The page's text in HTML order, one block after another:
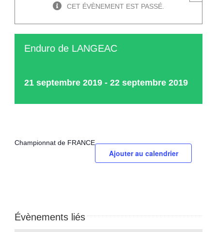
CET ÉVÈNEMENT EST PASSÉ.
Enduro de LANGEAC
21 septembre 2019 - 22 septembre 2019
Championnat de FRANCE
Ajouter au calendrier
Évènements liés